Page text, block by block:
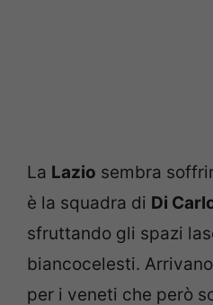
La Lazio sembra
è la squadra di Di
sfruttando gli spazi
biancocelesti.
per i veneti che però